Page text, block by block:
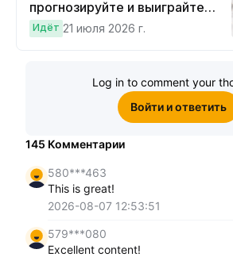
прогнозируйте и выиграйте
Cybertruck!
Идёт 21 июля 2026 г.
Log in to comment your
Войти и ответить
145 Комментарии
580***463
This is great!
2026-08-07 12:53:51
579***080
Excellent content!